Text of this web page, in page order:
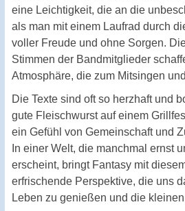
eine Leichtigkeit, die an die
als man mit einem Laufrad durch
voller Freude und ohne Sorgen.
Stimmen der Bandmitglieder
Atmosphäre, die zum Mitsingen
Die Texte sind oft so herzhaft und
gute Fleischwurst auf einem
ein Gefühl von Gemeinschaft und
In einer Welt, die manchmal ernst
erscheint, bringt Fantasy mit
erfrischende Perspektive, die uns
Leben zu genießen und die